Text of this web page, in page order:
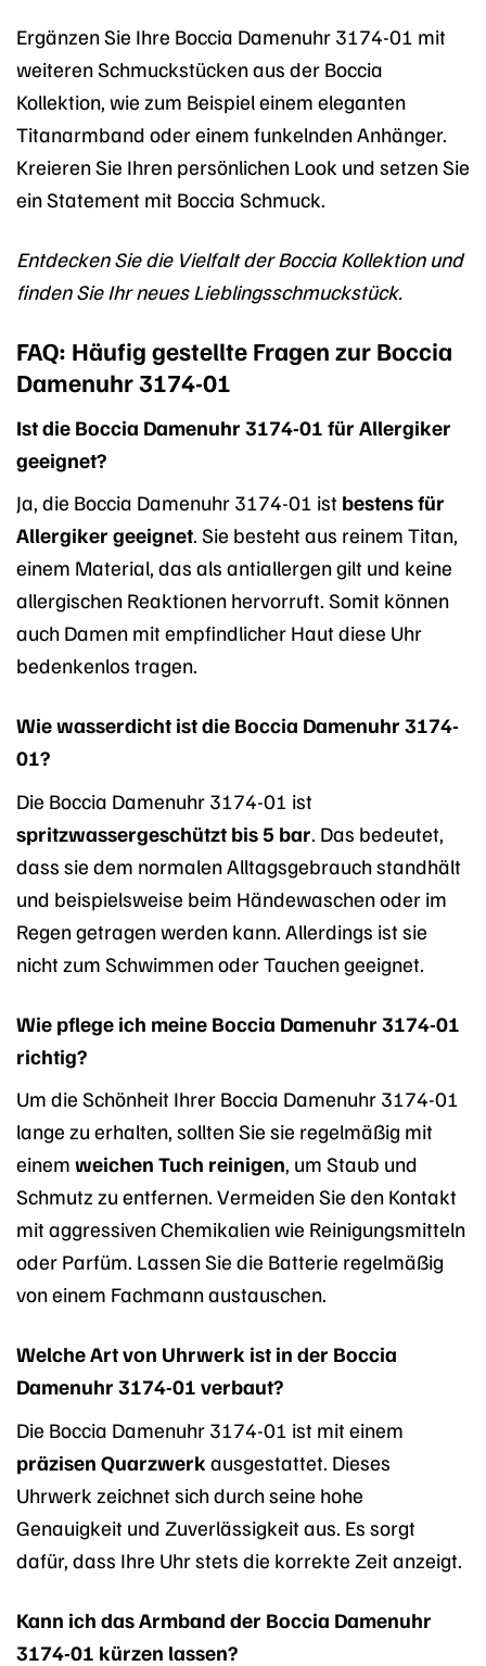
Ergänzen Sie Ihre Boccia Damenuhr 3174-01 mit
weiteren Schmuckstücken aus der Boccia
Kollektion, wie zum Beispiel einem eleganten
Titanarmband oder einem funkelnden Anhänger.
Kreieren Sie Ihren persönlichen Look und setzen Sie
ein Statement mit Boccia Schmuck.
Entdecken Sie die Vielfalt der Boccia Kollektion und
finden Sie Ihr neues Lieblingsschmuckstück.
FAQ: Häufig gestellte Fragen zur Boccia
Damenuhr 3174-01
Ist die Boccia Damenuhr 3174-01 für Allergiker
geeignet?
Ja, die Boccia Damenuhr 3174-01 ist bestens für
Allergiker geeignet. Sie besteht aus reinem Titan,
einem Material, das als antiallergen gilt und keine
allergischen Reaktionen hervorruft. Somit können
auch Damen mit empfindlicher Haut diese Uhr
bedenkenlos tragen.
Wie wasserdicht ist die Boccia Damenuhr 3174-
01?
Die Boccia Damenuhr 3174-01 ist
spritzwassergeschützt bis 5 bar. Das bedeutet,
dass sie dem normalen Alltagsgebrauch standhält
und beispielsweise beim Händewaschen oder im
Regen getragen werden kann. Allerdings ist sie
nicht zum Schwimmen oder Tauchen geeignet.
Wie pflege ich meine Boccia Damenuhr 3174-01
richtig?
Um die Schönheit Ihrer Boccia Damenuhr 3174-01
lange zu erhalten, sollten Sie sie regelmäßig mit
einem weichen Tuch reinigen, um Staub und
Schmutz zu entfernen. Vermeiden Sie den Kontakt
mit aggressiven Chemikalien wie Reinigungsmitteln
oder Parfüm. Lassen Sie die Batterie regelmäßig
von einem Fachmann austauschen.
Welche Art von Uhrwerk ist in der Boccia
Damenuhr 3174-01 verbaut?
Die Boccia Damenuhr 3174-01 ist mit einem
präzisen Quarzwerk ausgestattet. Dieses
Uhrwerk zeichnet sich durch seine hohe
Genauigkeit und Zuverlässigkeit aus. Es sorgt
dafür, dass Ihre Uhr stets die korrekte Zeit anzeigt.
Kann ich das Armband der Boccia Damenuhr
3174-01 kürzen lassen?